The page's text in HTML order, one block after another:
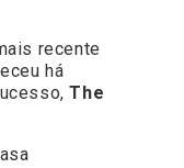
recente
há
The